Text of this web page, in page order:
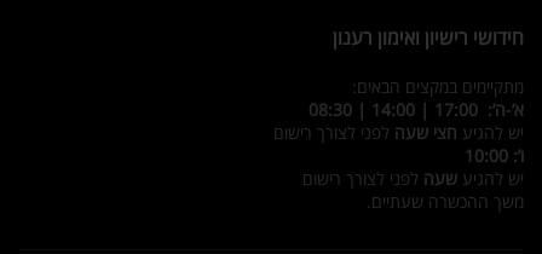
חידושי רישיון ואימון רענון
מתקיימים במקצים הבאים:
א’-ה’: 17:00 | 14:00 | 08:30
יש להגיע חצי שעה לפני לצורך רישום
ו’: 10:00
יש להגיע שעה לפני לצורך רישום
משך ההכשרה שעתיים.